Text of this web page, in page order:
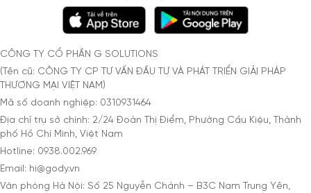
CÔNG TY CỔ PHẦN G SOLUTIONS
(Tên cũ: CÔNG TY CP TƯ VẤN ĐẦU TƯ VÀ PHÁT TRIỂN GIẢI PHÁP
THƯƠNG MẠI VIỆT NAM)
Mã số doanh nghiệp: 0310931464
Địa chỉ trụ sở chính: 2/24 Đoàn Thị Điểm, Phường Cầu Kiệu, Thành
phố Hồ Chí Minh, Việt Nam
Hotline: 0938.002.969
Email: hi@gody.vn
Văn phòng Hà Nội: Số 25 Nguyễn Chánh – B3C Nam Trung Yên,